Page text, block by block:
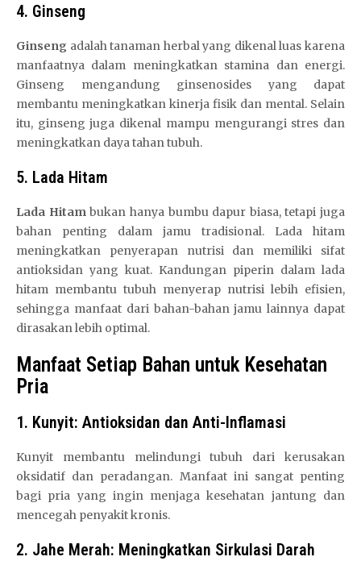
4. Ginseng
Ginseng adalah tanaman herbal yang dikenal luas karena
manfaatnya dalam meningkatkan stamina dan energi.
Ginseng mengandung ginsenosides yang dapat
membantu meningkatkan kinerja fisik dan mental. Selain
itu, ginseng juga dikenal mampu mengurangi stres dan
meningkatkan daya tahan tubuh.
5. Lada Hitam
Lada Hitambukan hanya bumbu dapur biasa, tetapi juga
bahan penting dalam jamu tradisional. Lada hitam
meningkatkan penyerapan nutrisi dan memiliki sifat
antioksidan yang kuat. Kandungan piperin dalam lada
hitam membantu tubuh menyerap nutrisi lebih efisien,
sehingga manfaat dari bahan-bahan jamu lainnya dapat
dirasakan lebih optimal.
Manfaat Setiap Bahan untuk Kesehatan
Pria
1. Kunyit: Antioksidan dan Anti-Inflamasi
Kunyit membantu melindungi tubuh dari kerusakan
oksidatif dan peradangan. Manfaat ini sangat penting
bagi pria yang ingin menjaga kesehatan jantung dan
mencegah penyakit kronis.
2. Jahe Merah: Meningkatkan Sirkulasi Darah